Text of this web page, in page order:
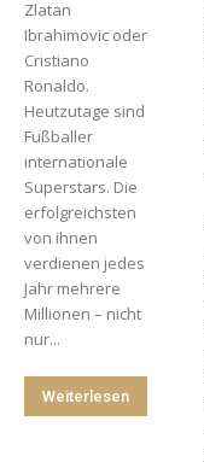
Zlatan
Ibrahimovic oder
Cristiano
Ronaldo.
Heutzutage sind
Fußballer
internationale
Superstars. Die
erfolgreichsten
von ihnen
verdienen jedes
Jahr mehrere
Millionen – nicht
nur...
Weiterlesen